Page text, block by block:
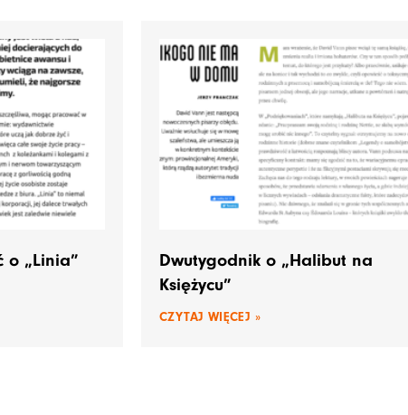
o „Linia”
Dwutygodnik o „Halibut na
Księżycu”
CZYTAJ WIĘCEJ »